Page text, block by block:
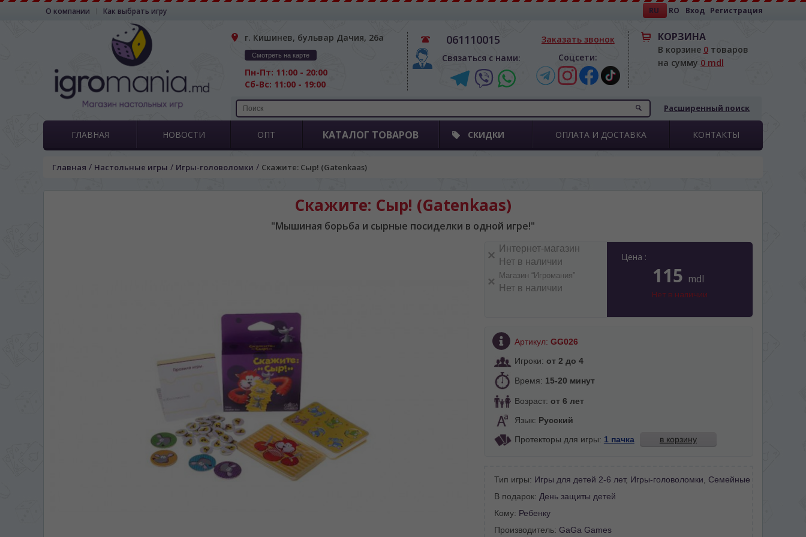
О компании Как выбрать игру RU RO Вход Регистрация
г. Кишинев, бульвар Дачия, 26а
Смотреть на карте
Пн-Пт: 11:00 - 20:00
Сб-Вс: 11:00 - 19:00
061110015
Связаться с нами:
Заказать звонок
Соцсети:
КОРЗИНА
В корзине 0товаров
на сумму 0 mdl
Расширенный поиск
ГЛАВНАЯ НОВОСТИ ОПТ КАТАЛОГ ТОВАРОВ СКИДКИ ОПЛАТА И ДОСТАВКА КОНТАКТЫ
Главная / Настольные игры / Игры-головоломки / Скажите: Сыр! (Gatenkaas)
Скажите: Сыр! (Gatenkaas)
"Мышиная борьба и сырные посиделки в одной игре!"
Цена :
115 mdl
Нет в наличии
Интернет-магазин
Нет в наличии
Магазин “Игромания”
Нет в наличии
Артикул: GG026
Игроки: от 2 до 4
Время: 15-20 минут
Возраст: от 6 лет
Язык: Русский
Протекторы для игры: 1 пачка в корзину
Тип игры: Игры для детей 2-6 лет, Игры-головоломки
Семейные
В подарок: День защиты детей
Кому: Ребенку
Производитель: GaGa Games